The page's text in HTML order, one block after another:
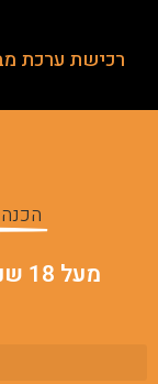
רכישת ערכת
מעל 18 שנים - מחברים אתכם להצלחה